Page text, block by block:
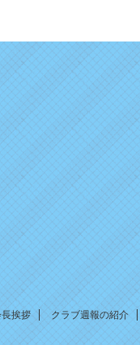
挨拶 クラブ週報の紹介